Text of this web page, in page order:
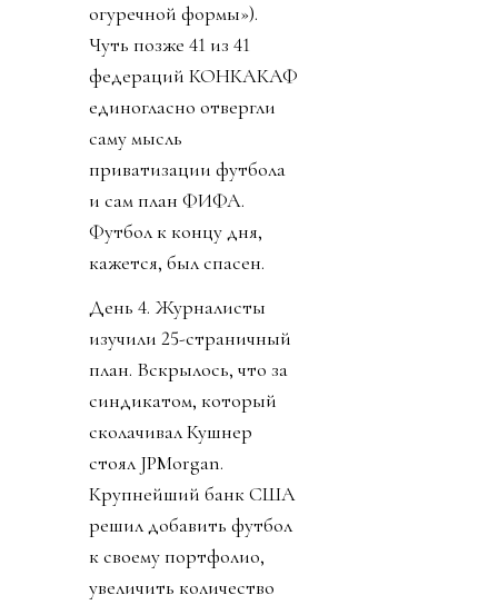
огуречной формы»).
Чуть позже 41 из 41
федераций КОНКАКАФ
единогласно отвергли
саму мысль
приватизации футбола
и сам план ФИФА.
Футбол к концу дня,
кажется, был спасен.
День 4. Журналисты
изучили 25-страничный
план. Вскрылось, что за
синдикатом, который
сколачивал Кушнер
стоял JPMorgan.
Крупнейший банк США
решил добавить футбол
к своему портфолио,
увеличить количество